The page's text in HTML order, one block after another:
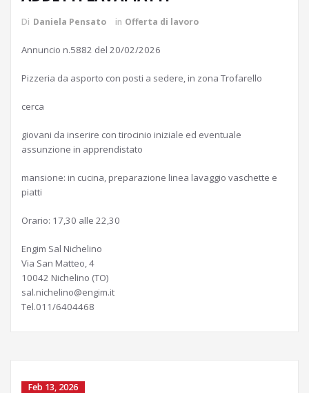
Di Daniela Pensato in Offerta di lavoro
Annuncio n.5882 del 20/02/2026
Pizzeria da asporto con posti a sedere, in zona Trofarello
cerca
giovani da inserire con tirocinio iniziale ed eventuale
assunzione in apprendistato
mansione: in cucina, preparazione linea lavaggio vaschette e
piatti
Orario: 17,30 alle 22,30
Engim Sal Nichelino
Via San Matteo, 4
10042 Nichelino (TO)
sal.nichelino@engim.it
Tel.011/6404468
Feb 13, 2026